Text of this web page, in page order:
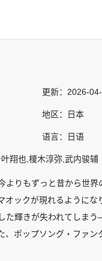
更新： 2026-
地区： 日本
语言： 日语
翔也,榎木淳弥,武内骏辅
りもずっと昔から世
ックが現れるように
た輝きが失われてしま
、ポップソング・ファ